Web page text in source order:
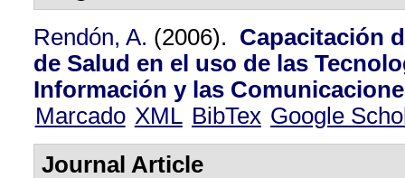
Rendón, A. (2006). Capacitación
de Salud en el uso de las
Información y las
Marcado XML BibTex Google
Journal Article